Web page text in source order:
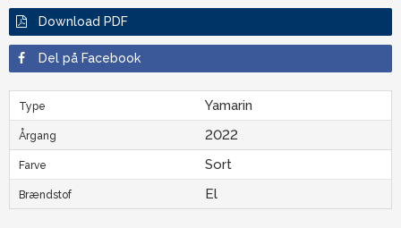
Download PDF
Del på Facebook
Type Yamarin
Årgang 2022
Farve Sort
Brændstof El